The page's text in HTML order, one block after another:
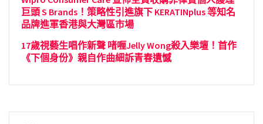
巨頭 S Brands！策略性引進旗下 KERATINplus 等知名
品牌進軍香港與大灣區市場
17歲視藝生唱作新聲 啫喱Jelly Wong殺入樂壇！首作
《下個身份》親自作曲細訴青春遺憾